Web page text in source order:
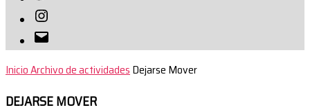
Instagram
Correo
electrónico
InicioArchivo de actividadesDejarse Mover
DEJARSE MOVER